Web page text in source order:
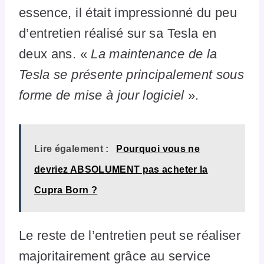
essence, il était impressionné du peu
d’entretien réalisé sur sa Tesla en
deux ans. « La maintenance de la
Tesla se présente principalement sous
forme de mise à jour logiciel».
Lire également : Pourquoi vous ne
devriez ABSOLUMENT pas acheter la
Cupra Born ?
Le reste de l’entretien peut se réaliser
majoritairement grâce au service